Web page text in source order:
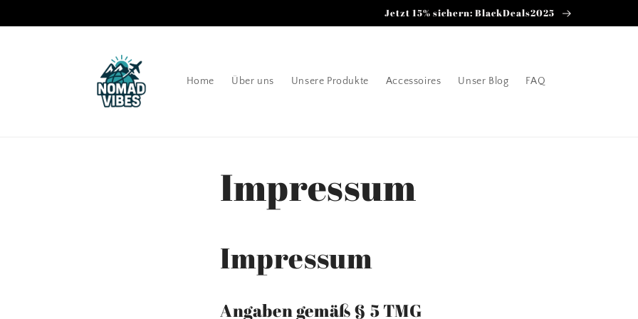
Inhalt
Jetzt 15% sichern: BlackDeals2025
Home Über uns Unsere Produkte Accessoires Unser Blog FAQ
Impressum
Impressum
Angaben gemäß § 5 TMG